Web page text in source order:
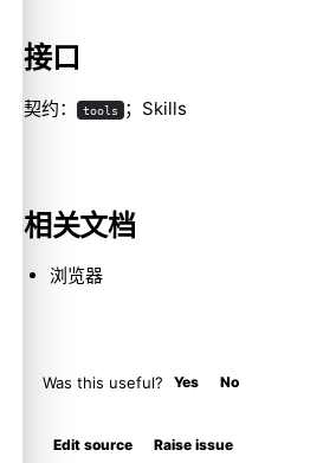
接口
契约： tools ；Skills
相关文档
浏览器
Was this useful? Yes No
Edit source Raise issue